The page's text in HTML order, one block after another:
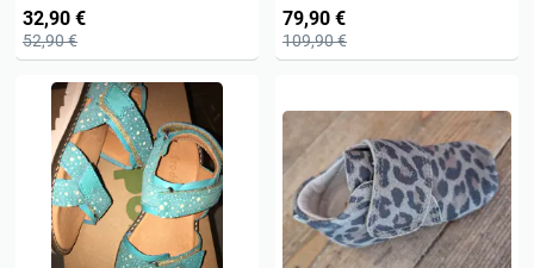
Gummisohle Gr. L / 21/22
Mais
32,90 €
52,90 €
Blue
79,90 €
109,90 €